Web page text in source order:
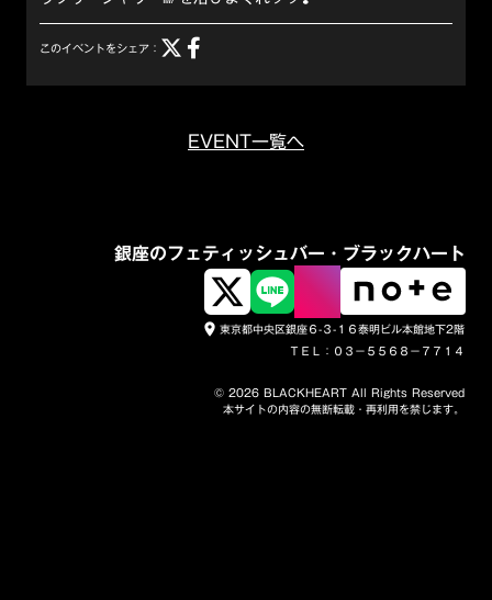
このイベントをシェア：
EVENT一覧へ
銀座のフェティッシュバー・ブラックハート
place 東京都中央区銀座６-３-１６泰明ビル本館地下2階
ＴＥＬ：０３－５５６８－７７１４
© 2026 BLACKHEART All Rights Reserved
本サイトの内容の無断転載・再利用を禁じます。